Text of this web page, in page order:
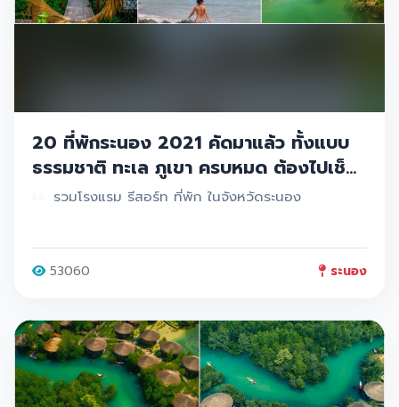
20 ที่พักระนอง 2021 คัดมาแล้ว ทั้งแบบ
ธรรมชาติ ทะเล ภูเขา ครบหมด ต้องไปเช็ค
อินนรวมโรงแรม รีสอร์ท ที่พัก ในจังหวัดระนอง
53060 ระนอง